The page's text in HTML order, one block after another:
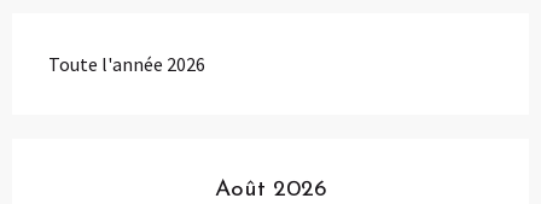
Toute l'année 2026
Août 2026